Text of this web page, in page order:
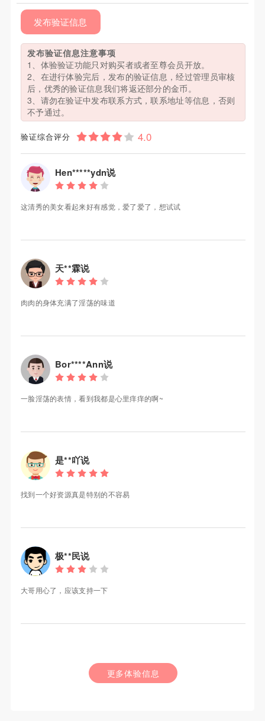
发布验证信息
发布验证信息注意事项
1、体验验证功能只对购买者或者至尊会员开放。
2、在进行体验完后，发布的验证信息，经过管理员审核
后，优秀的验证信息我们将返还部分的金币。
3、请勿在验证中发布联系方式，联系地址等信息，否则
不予通过。
验证综合评分
Hen*****ydn说
这清秀的美女看起来好有感觉，爱了爱了，想试试
天**霖说
肉肉的身体充满了淫荡的味道
Bor****Ann说
一脸淫荡的表情，看到我都是心里痒痒的啊~
是**吖说
找到一个好资源真是特别的不容易
极**民说
大哥用心了，应该支持一下
更多体验信息